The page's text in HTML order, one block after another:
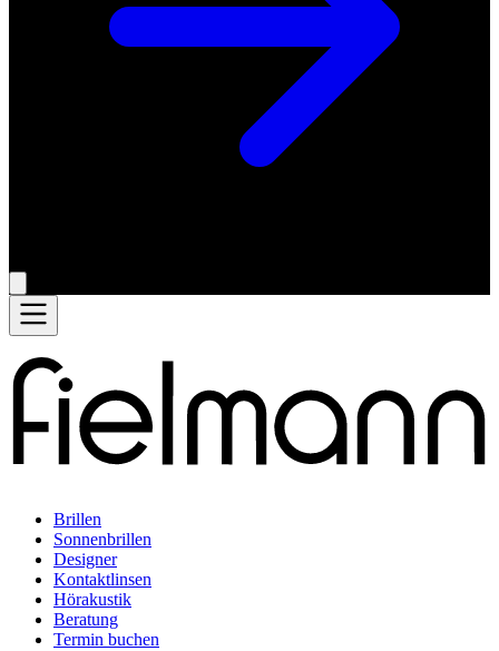
Brillen
Sonnenbrillen
Designer
Kontaktlinsen
Hörakustik
Beratung
Termin buchen